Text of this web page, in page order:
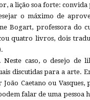
a lição soa forte:
o máximo de
Bogart, professora do
quatro livros, dois
Neste caso, o desejo de
discutidas para a arte.
João Caetano ou
falar de uma pessoa